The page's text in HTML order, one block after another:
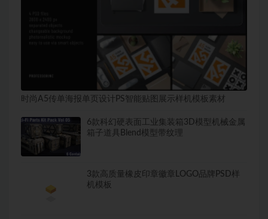
时尚A5传单海报单页设计PS智能贴图展示样机模板素材
6款科幻硬表面工业集装箱3D模型机械金属
箱子道具Blend模型带纹理
3款高质量橡皮印章徽章LOGO品牌PSD样
机模板